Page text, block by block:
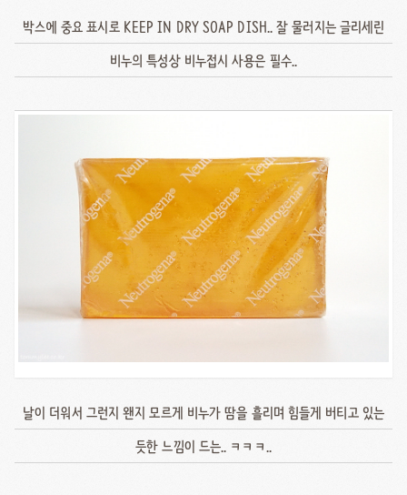
박스에 중요 표시로 KEEP IN DRY SOAP DISH.. 잘 물러지는 글리세린
비누의 특성상 비누접시 사용은 필수..
날이 더워서 그런지 왠지 모르게 비누가 땀을 흘리며 힘들게 버티고 있는
듯한 느낌이 드는.. ㅋㅋㅋ..